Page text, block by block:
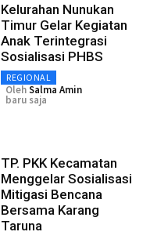
Kelurahan Nunukan
Timur Gelar Kegiatan
Anak Terintegrasi
Sosialisasi PHBS
REGIONAL
OlehSalma Amin
baru saja
TP. PKK Kecamatan
Menggelar Sosialisasi
Mitigasi Bencana
Bersama Karang
Taruna